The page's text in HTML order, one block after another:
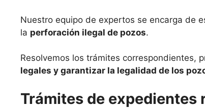
Nuestro equipo de expertos se encarga de
la perforación ilegal de pozos.
Resolvemos los trámites correspondientes,
legales y garantizar la legalidad de los
Trámites de